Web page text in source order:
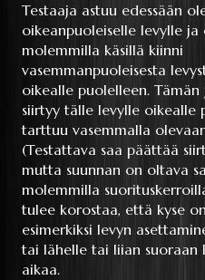
Testaaja astuu edessään
oikeanpuoleiselle levylle ja
molemmilla käsillä kiinni
vasemmanpuoleisesta
oikealle puolelleen. Tämän
siirtyy tälle levylle oikealle
tarttuu vasemmalla
(Testattava saa päättää
mutta suunnan on oltava
molemmilla
tulee korostaa, että kyse
esimerkiksi levyn
tai lähelle tai liian suoraan
aikaa.